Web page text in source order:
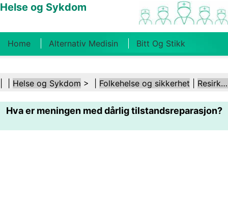
Helse og Sykdom
Home Alternativ Medisin Bitt Og Stikk
Kosthold Og Ernæring Familiehelse
Helsebransjen Psykisk Helse Folkehelse Og
Sikkerhet Kirurgi Og Prosedyrer Helse
Helse og Sykdom > | Folkehelse og sikkerhet Resirkulering
Hva er meningen med dårlig tilstandsreparasjon?